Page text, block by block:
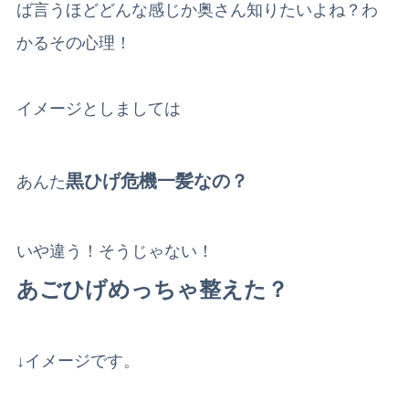
ば言うほどどんな感じか奥さん知りたいよね？わ
かるその心理！
イメージとしましては
あんた黒ひげ危機一髪なの？
いや違う！そうじゃない！
あごひげめっちゃ整えた？
↓イメージです。